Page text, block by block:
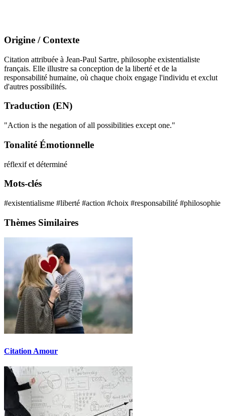
Origine / Contexte
Citation attribuée à Jean-Paul Sartre, philosophe existentialiste
français. Elle illustre sa conception de la liberté et de la
responsabilité humaine, où chaque choix engage l'individu et exclut
d'autres possibilités.
Traduction (EN)
"Action is the negation of all possibilities except one."
Tonalité Émotionnelle
réflexif et déterminé
Mots-clés
#existentialisme #liberté #action #choix #responsabilité #philosophie
Thèmes Similaires
Citation Amour